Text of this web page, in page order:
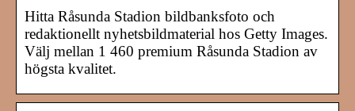
Hitta Råsunda Stadion bildbanksfoto och
redaktionellt nyhetsbildmaterial hos Getty Images.
Välj mellan 1 460 premium Råsunda Stadion av
högsta kvalitet.